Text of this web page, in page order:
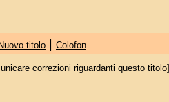
Nuovo titolo| Colofon
correzioni riguardanti questo titolo]